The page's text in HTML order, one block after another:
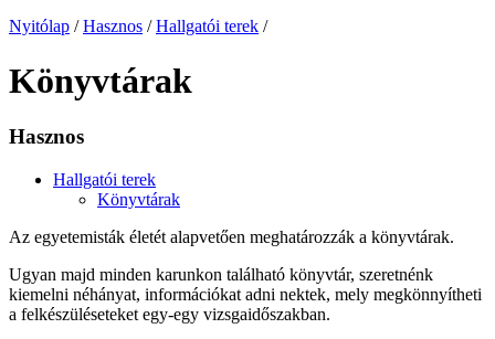
Nyitólap / Hasznos / Hallgatói terek /
Könyvtárak
Hasznos
Hallgatói terek
Könyvtárak
Az egyetemisták életét alapvetően meghatározzák a könyvtárak.
Ugyan majd minden karunkon található könyvtár, szeretnénk
kiemelni néhányat, információkat adni nektek, mely megkönnyítheti
a felkészüléseteket egy-egy vizsgaidőszakban.